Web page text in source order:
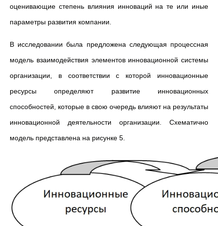
оценивающие степень влияния инноваций на те или иные
параметры развития компании.
В исследовании была предложена следующая процессная
модель взаимодействия элементов инновационной системы
организации, в соответствии с которой инновационные
ресурсы определяют развитие инновационных
способностей, которые в свою очередь влияют на результаты
инновационной деятельности организации. Схематично
модель представлена на рисунке 5.